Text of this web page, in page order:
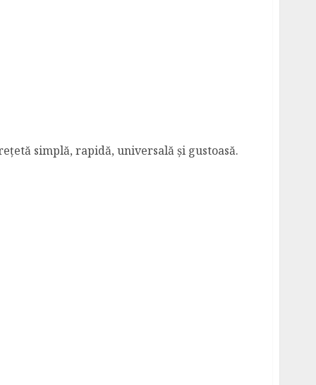
simplă, rapidă, universală și gustoasă.